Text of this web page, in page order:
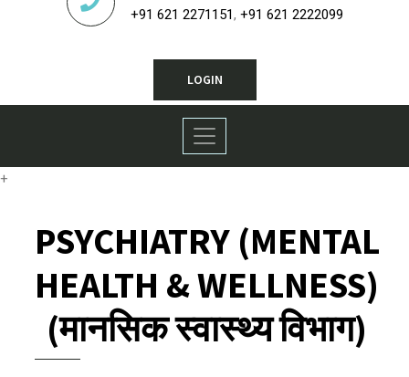
+91 621 2271151, +91 621 2222099
LOGIN
+
PSYCHIATRY (MENTAL
HEALTH & WELLNESS)
(मानसिक स्वास्थ्य विभाग)